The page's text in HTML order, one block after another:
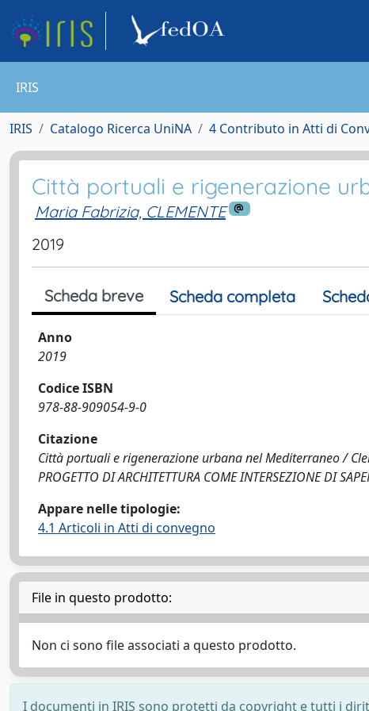
IRIS
IRIS Catalogo Ricerca UniNA 4 Contributo in Atti di
Città portuali e rigenerazione
Maria Fabrizia, CLEMENTE
2019
Scheda breve Scheda completa
Anno
2019
Codice ISBN
978-88-909054-9-0
Citazione
Città portuali e rigenerazione urbana nel Mediterraneo /
PROGETTO DI ARCHITETTURA COME INTERSEZIONE DI
Appare nelle tipologie:
4.1 Articoli in Atti di convegno
File in questo prodotto:
Non ci sono file associati a questo prodotto.
I documenti in IRIS sono protetti da copyright e tutti i